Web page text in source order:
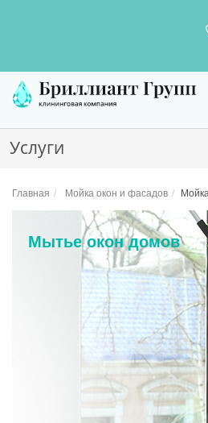
Услуги
Главная Мойка окон и фасадов
Мытье окон домов